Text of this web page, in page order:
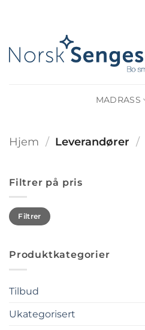
MADRASS
Hjem / Leverandører /
Filtrer på pris
Min.
pris
Makspris
Filtrer
Produktkategorier
Tilbud
Ukategorisert